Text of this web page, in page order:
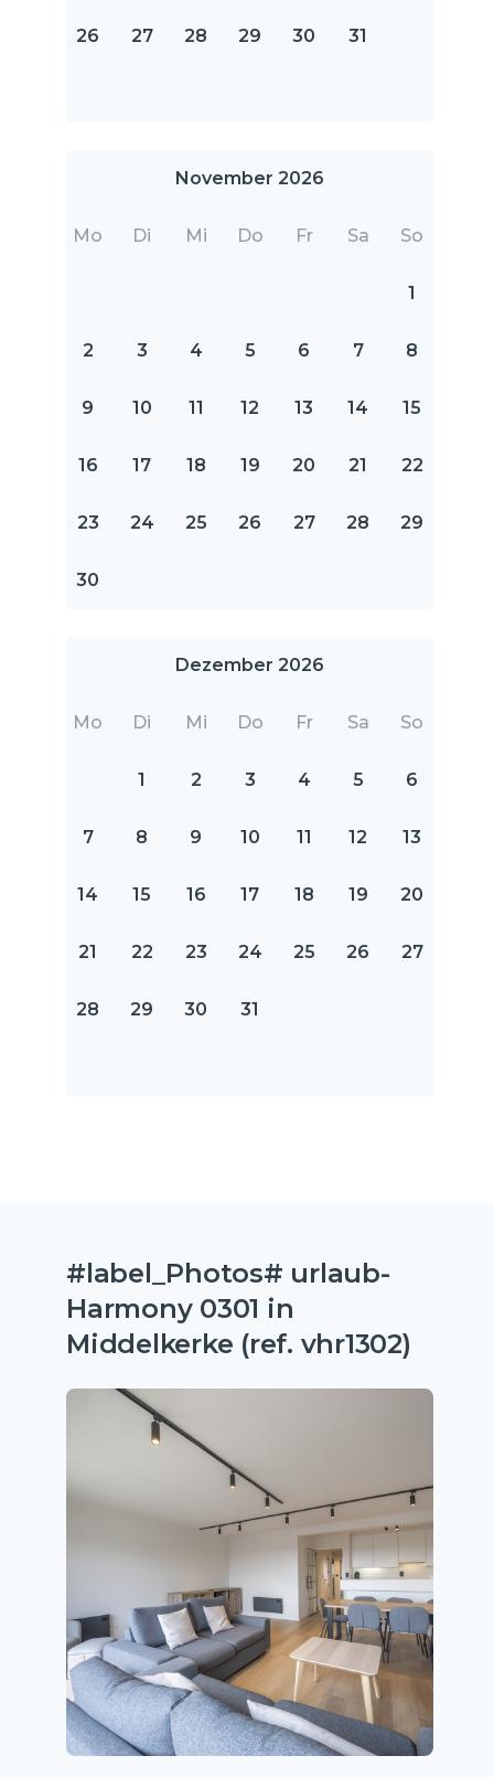
26 27 28 29 30 31
November 2026
Mo Di Mi Do Fr Sa So
1
2 3 4 5 6 7 8
9 10 11 12 13 14 15
16 17 18 19 20 21 22
23 24 25 26 27 28 29
30
Dezember 2026
Mo Di Mi Do Fr Sa So
1 2 3 4 5 6
7 8 9 10 11 12 13
14 15 16 17 18 19 20
21 22 23 24 25 26 27
28 29 30 31
#label_Photos# urlaub-
Harmony 0301 in
Middelkerke (ref. vhr1302)